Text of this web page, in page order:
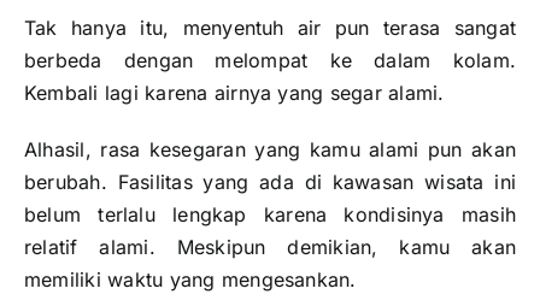
Tak hanya itu, menyentuh air pun terasa sangat
berbeda dengan melompat ke dalam kolam.
Kembali lagi karena airnya yang segar alami.
Alhasil, rasa kesegaran yang kamu alami pun akan
berubah. Fasilitas yang ada di kawasan wisata ini
belum terlalu lengkap karena kondisinya masih
relatif alami. Meskipun demikian, kamu akan
memiliki waktu yang mengesankan.